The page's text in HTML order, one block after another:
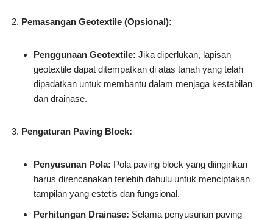
Pemasangan Geotextile (Opsional):
Penggunaan Geotextile: Jika diperlukan, lapisan
geotextile dapat ditempatkan di atas tanah yang telah
dipadatkan untuk membantu dalam menjaga kestabilan
dan drainase.
Pengaturan Paving Block:
Penyusunan Pola: Pola paving block yang diinginkan
harus direncanakan terlebih dahulu untuk menciptakan
tampilan yang estetis dan fungsional.
Perhitungan Drainase: Selama penyusunan paving